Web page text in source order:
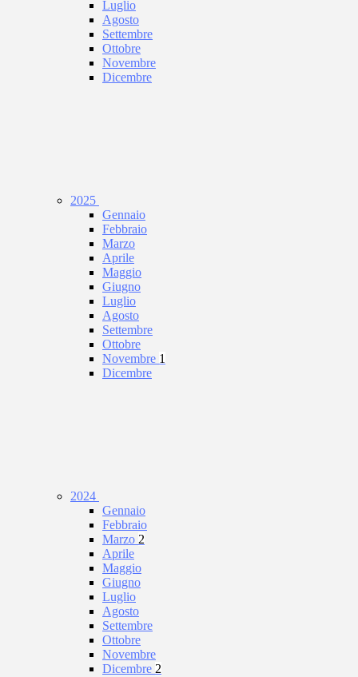
Luglio
Agosto
Settembre
Ottobre
Novembre
Dicembre
2025
Gennaio
Febbraio
Marzo
Aprile
Maggio
Giugno
Luglio
Agosto
Settembre
Ottobre
Novembre 1
Dicembre
2024
Gennaio
Febbraio
Marzo 2
Aprile
Maggio
Giugno
Luglio
Agosto
Settembre
Ottobre
Novembre
Dicembre 2